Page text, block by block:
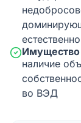
Имущество
наличие
во ВЭД